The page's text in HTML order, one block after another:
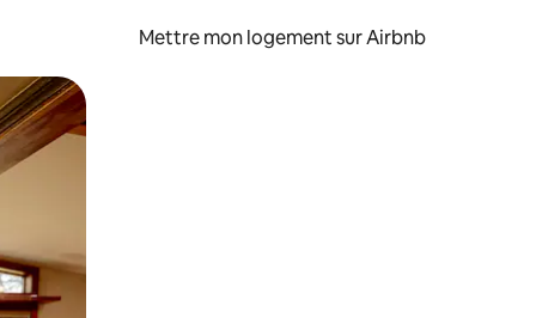
Mettre mon logement sur Airbnb